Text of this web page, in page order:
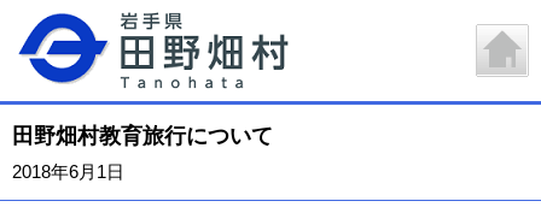
田野畑村教育旅行について
2018年6月1日